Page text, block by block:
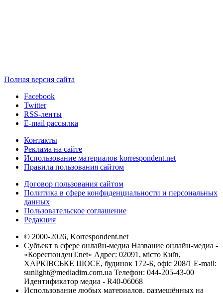
Полная версия сайта
Facebook
Twitter
RSS-ленты
E-mail рассылка
Контакты
Реклама на сайте
Использование материалов korrespondent.net
Правила пользования сайтом
Договор пользования сайтом
Политика в сфере конфиденциальности и персональных
данных
Пользовательское соглашение
Редакция
© 2000-2026, Korrespondent.net
Субъект в сфере онлайн-медиа Название онлайн-медиа -
«КореспонденТ.net» Адрес: 02091, місто Київ,
ХАРКІВСЬКЕ ШОСЕ, будинок 172-Б, офіс 208/1 E-mail:
sunlight@mediadim.com.ua Телефон: 044-205-43-00
Идентификатор медиа - R40-06068
Использование любых материалов, размещённых на